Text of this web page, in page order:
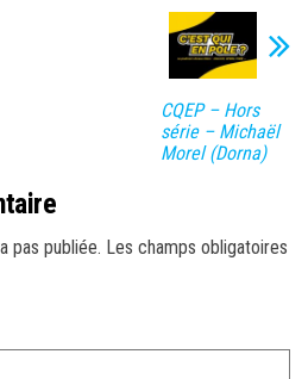
CQEP – Hors
série – Michaël
Morel (Dorna)
pas publiée. Les champs obligatoires